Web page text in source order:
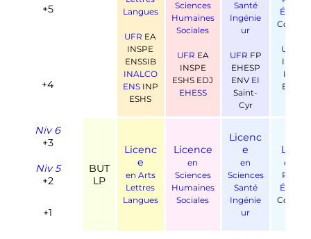
+5
Langues
UFR EA
INSPE
ENSSIB
INALCO
ENSINP
ESHS
Sciences
Humaines
Sociales
UFR EA
INSPE
ESHS EDJ
EHESS
Santé
Ingénie
ur
UFR FP
EHESP
ENV EI
Saint-
Cyr
UFR
IEP
INSP
ESC
+4
Niv 6
+3
BUT
LP
Licenc
e
en Arts
Lettres
Langues
Licence
en
Sciences
Humaines
Sociales
Licenc
e
en
Sciences
Santé
Ingénie
ur
en
Niv 5
+2
+1